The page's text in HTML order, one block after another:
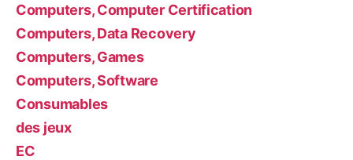
Computers, Computer Certification
Computers, Data Recovery
Computers, Games
Computers, Software
Consumables
des jeux
EC